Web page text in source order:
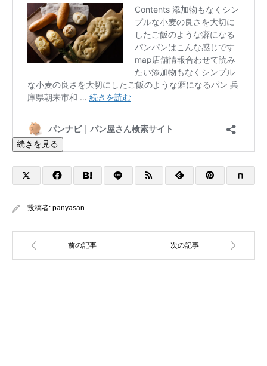
続きを見る
投稿者: panyasan